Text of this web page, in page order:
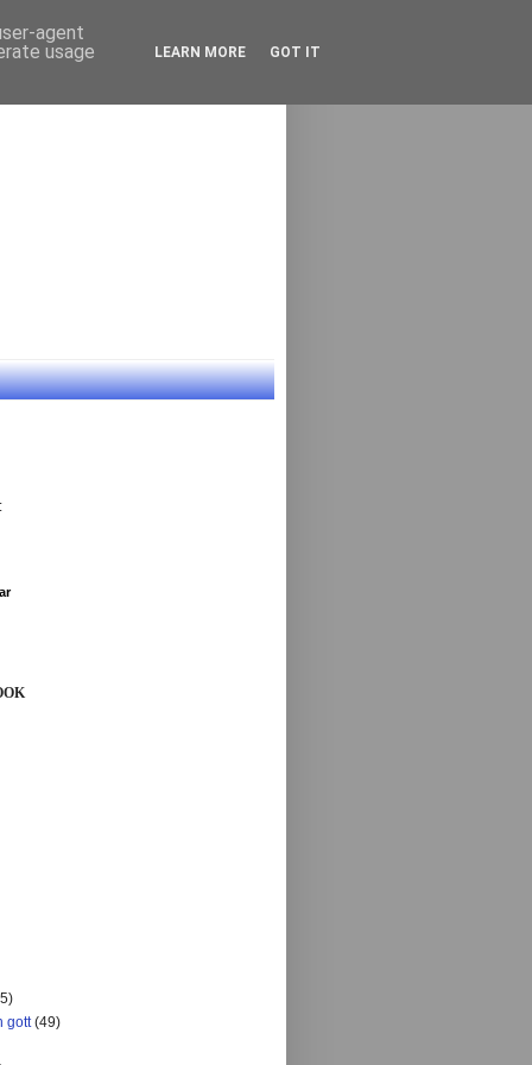
gott (49)
agent
usage
LEARN MORE GOT IT